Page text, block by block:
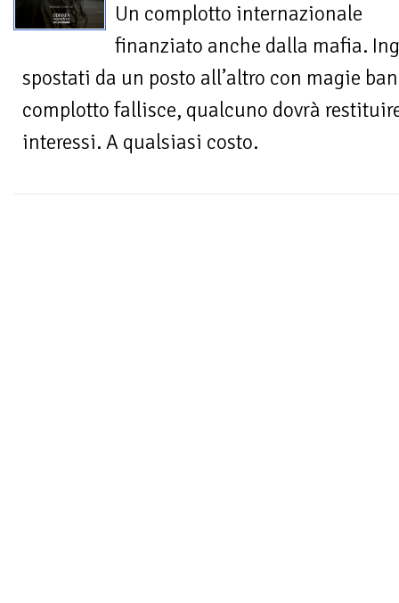
Un complotto internazionale
finanziato anche dalla mafia.
spostati da un posto all’altro con magie
complotto fallisce, qualcuno dovrà
interessi. A qualsiasi costo.